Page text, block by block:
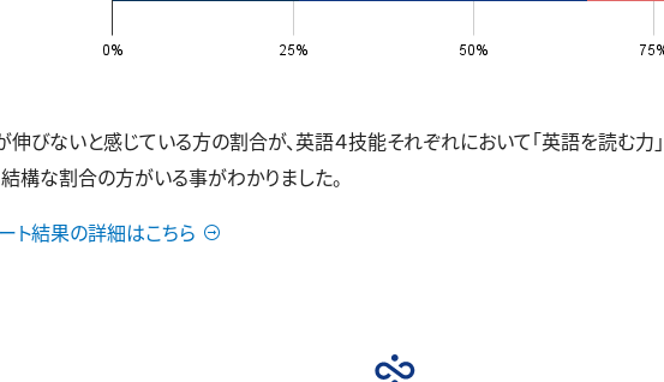
びないと感じている方の割合が、英語４技能それぞれにおいて「英語を読む力」
結構な割合の方がいる事がわかりました。
ト結果の詳細はこちら